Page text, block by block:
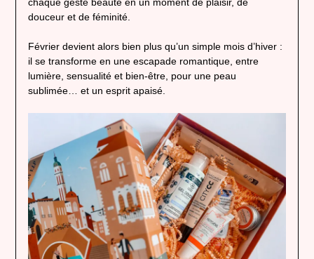
douceur et de féminité.
Février devient alors bien plus qu’un simple mois d’hiver :
il se transforme en une escapade romantique, entre
lumière, sensualité et bien-être, pour une peau
sublimée… et un esprit apaisé.